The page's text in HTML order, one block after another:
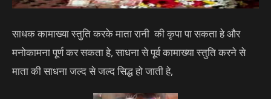
साधक कामाख्या स्तुति करके माता रानी की कृपा पा सकता हे और
मनोकामना पूर्ण कर सकता हे, साधना से पूर्व कामाख्या स्तुति करने से
माता की साधना जल्द से जल्द सिद्ध हो जाती हे,